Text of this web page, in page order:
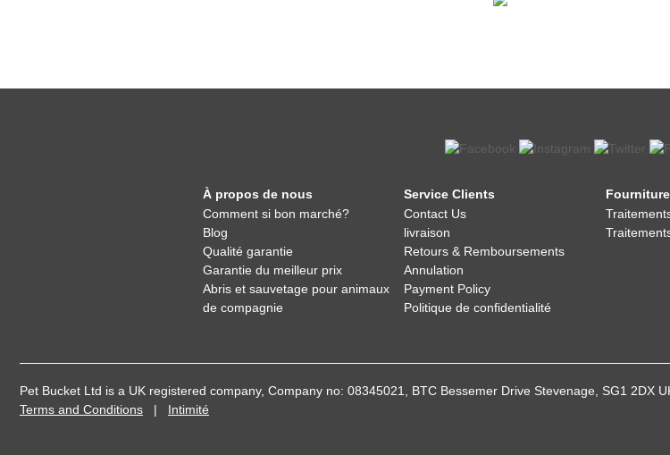
À propos de nous
Comment si bon marché?
Blog
Qualité garantie
Garantie du meilleur prix
Abris et sauvetage pour animaux
de compagnie
Service Clients
Contact Us
livraison
Retours & Remboursements
Annulation
Payment Policy
Politique de confidentialité
Pet Bucket Ltd is a UK registered company, Company no: 08345021, BTC Bessemer Drive Stevenage, SG1 2DX
Terms and Conditions | Intimité